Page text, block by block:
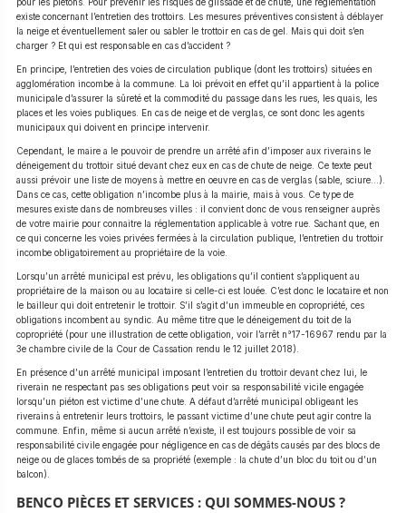
existe concernant l’entretien des trottoirs. Les mesures préventives consistent à déblayer
la neige et éventuellement saler ou sabler le trottoir en cas de gel. Mais qui doit s’en
charger ? Et qui est responsable en cas d’accident ?
En principe, l’entretien des voies de circulation publique (dont les trottoirs) situées en
agglomération incombe à la commune. La loi prévoit en effet qu’il appartient à la police
municipale d’assurer la sûreté et la commodité du passage dans les rues, les quais, les
places et les voies publiques. En cas de neige et de verglas, ce sont donc les agents
municipaux qui doivent en principe intervenir.
Cependant, le maire a le pouvoir de prendre un arrêté afin d’imposer aux riverains le
déneigement du trottoir situé devant chez eux en cas de chute de neige. Ce texte peut
aussi prévoir une liste de moyens à mettre en oeuvre en cas de verglas (sable, sciure…).
Dans ce cas, cette obligation n’incombe plus à la mairie, mais à vous. Ce type de
mesures existe dans de nombreuses villes : il convient donc de vous renseigner auprès
de votre mairie pour connaitre la réglementation applicable à votre rue. Sachant que, en
ce qui concerne les voies privées fermées à la circulation publique, l’entretien du trottoir
incombe obligatoirement au propriétaire de la voie.
Lorsqu’un arrêté municipal est prévu, les obligations qu’il contient s’appliquent au
propriétaire de la maison ou au locataire si celle-ci est louée. C’est donc le locataire et non
le bailleur qui doit entretenir le trottoir. S’il s’agit d’un immeuble en copropriété, ces
obligations incombent au syndic. Au même titre que le déneigement du toit de la
copropriété (pour une illustration de cette obligation, voir l’arrêt n°17-16967 rendu par la
3e chambre civile de la Cour de Cassation rendu le 12 juillet 2018).
En présence d’un arrêté municipal imposant l’entretien du trottoir devant chez lui, le
riverain ne respectant pas ses obligations peut voir sa responsabilité vicile engagée
lorsqu’un piéton est victime d’une chute. A défaut d’arrêté municipal obligeant les
riverains à entretenir leurs trottoirs, le passant victime d’une chute peut agir contre la
commune. Enfin, même si aucun arrêté n’existe, il est toujours possible de voir sa
responsabilité civile engagée pour négligence en cas de dégâts causés par des blocs de
neige ou de glaces tombés de sa propriété (exemple : la chute d’un bloc du toit ou d’un
balcon).
BENCO PIÈCES ET SERVICES : QUI SOMMES-NOUS ?